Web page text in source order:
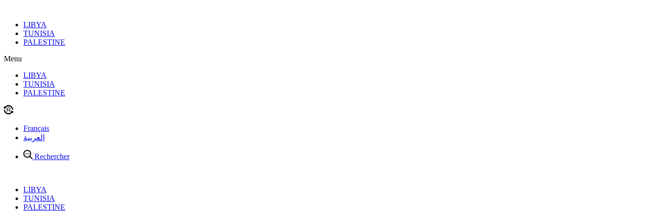
contenuLIBYA
TUNISIA
PALESTINE
Menu
LIBYA
TUNISIA
PALESTINE
Français
العربية
Rechercher
LIBYA
TUNISIA
PALESTINE